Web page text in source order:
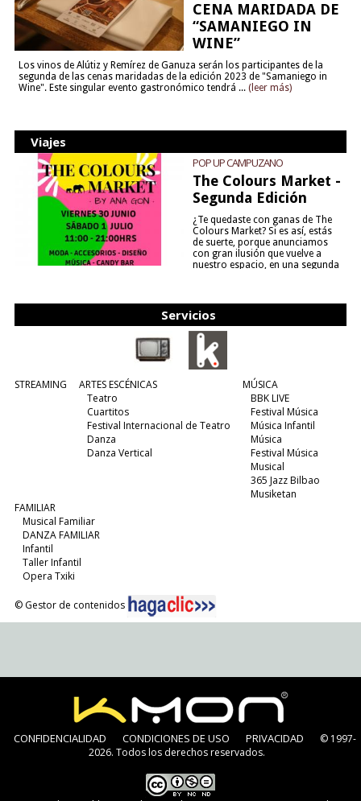
CENA MARIDADA DE
“SAMANIEGO IN
WINE”
Los vinos de Alútiz y Remírez de Ganuza serán los participantes de la
segunda de las cenas maridadas de la edición 2023 de "Samaniego in
Wine". Este singular evento gastronómico tendrá ... (leer más)
Viajes
POP UP CAMPUZANO
The Colours Market -
Segunda Edición
¿Te quedaste con ganas de The
Colours Market? Si es así, estás
de suerte, porque anunciamos
con gran ilusión que vuelve a
nuestro espacio, en una segunda
Servicios
STREAMING
ARTES ESCÉNICAS
Teatro
Cuartitos
Festival Internacional de Teatro
Danza
Danza Vertical
MÚSICA
BBK LIVE
Festival Música
Música Infantil
Música
Festival Música
Musical
365 Jazz Bilbao
Musiketan
FAMILIAR
Musical Familiar
DANZA FAMILIAR
Infantil
Taller Infantil
Opera Txiki
© Gestor de contenidos
CONFIDENCIALIDAD CONDICIONES DE USO PRIVACIDAD
© 1997-
2026. Todos los derechos reservados.